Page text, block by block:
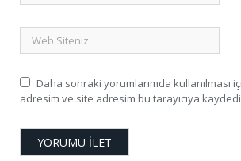
Daha sonraki yorumlarımda kullanılması
adresim ve site adresim bu tarayıcıya